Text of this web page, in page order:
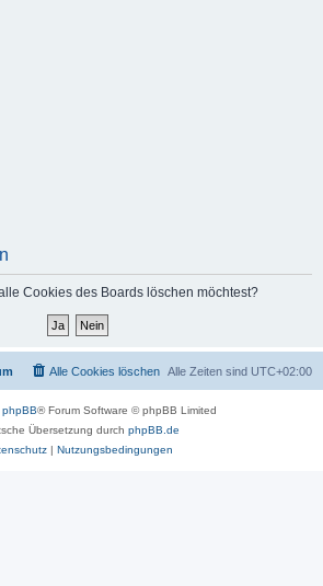
Cookies des Boards löschen möchtest?
Alle Zeiten sind UTC+02:00
Alle Cookies löschen
phpBB® Forum Software © phpBB Limited
Übersetzung durch phpBB.de
| Nutzungsbedingungen